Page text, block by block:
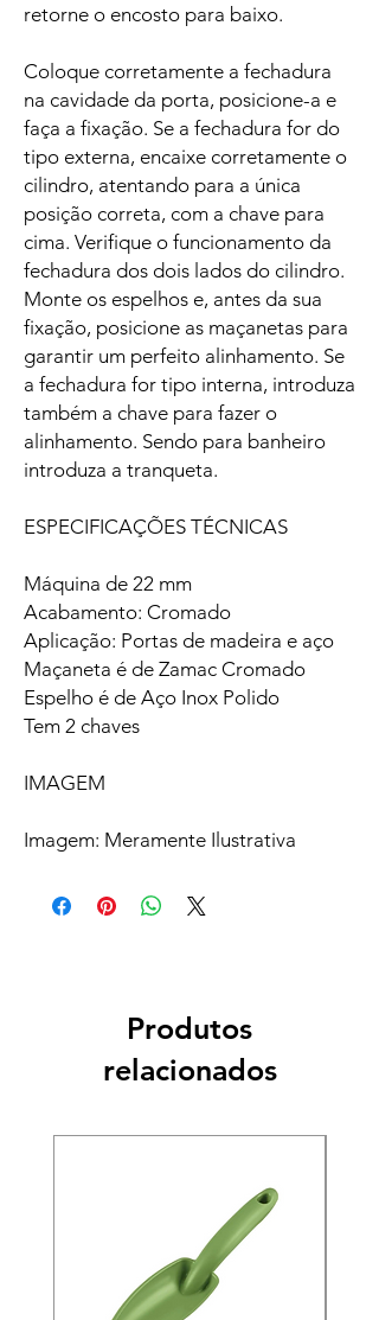
retorne o encosto para baixo.
Coloque corretamente a fechadura
na cavidade da porta, posicione-a e
faça a fixação. Se a fechadura for do
tipo externa, encaixe corretamente o
cilindro, atentando para a única
posição correta, com a chave para
cima. Verifique o funcionamento da
fechadura dos dois lados do cilindro.
Monte os espelhos e, antes da sua
fixação, posicione as maçanetas para
garantir um perfeito alinhamento. Se
a fechadura for tipo interna, introduza
também a chave para fazer o
alinhamento. Sendo para banheiro
introduza a tranqueta.
ESPECIFICAÇÕES TÉCNICAS
Máquina de 22 mm
Acabamento: Cromado
Aplicação: Portas de madeira e aço
Maçaneta é de Zamac Cromado
Espelho é de Aço Inox Polido
Tem 2 chaves
IMAGEM
Imagem: Meramente Ilustrativa
Produtos
relacionados